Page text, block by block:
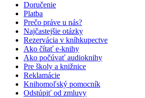
Doručenie
Platba
Prečo práve u nás?
Najčastejšie otázky
Rezervácia v kníhkupectve
Ako čítať e-knihy
Ako počúvať audioknihy
Pre školy a knižnice
Reklamácie
Knihomoľský pomocník
Odstúpiť od zmluvy